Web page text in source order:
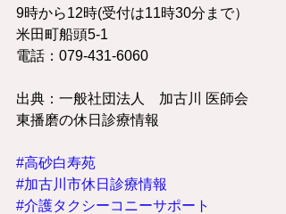
9時から12時(受付は11時30分まで）
米田町船頭5-1
電話：079-431-6060
出典：一般社団法人　加古川 医師会
東播磨の休日診療情報
#高砂白寿苑
#加古川市休日診療情報
#介護タクシーコニーサポート